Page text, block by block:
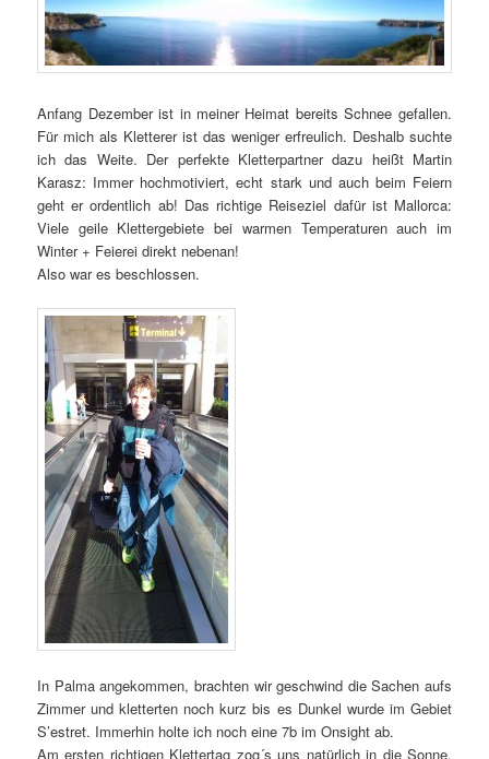
Anfang Dezember ist in meiner Heimat bereits Schnee gefallen.
Für mich als Kletterer ist das weniger erfreulich. Deshalb suchte
ich das Weite. Der perfekte Kletterpartner dazu heißt Martin
Karasz: Immer hochmotiviert, echt stark und auch beim Feiern
geht er ordentlich ab! Das richtige Reiseziel dafür ist Mallorca:
Viele geile Klettergebiete bei warmen Temperaturen auch im
Winter + Feierei direkt nebenan!
Also war es beschlossen.
In Palma angekommen, brachten wir geschwind die Sachen aufs
Zimmer und kletterten noch kurz bis es Dunkel wurde im Gebiet
S’estret. Immerhin holte ich noch eine 7b im Onsight ab.
Am ersten richtigen Klettertag zog´s uns natürlich in die Sonne.